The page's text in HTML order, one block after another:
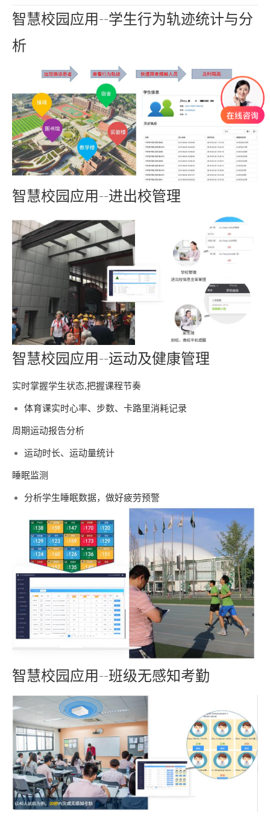
智慧校园应用--学生行为轨迹统计与分
析
智慧校园应用--进出校管理
智慧校园应用--运动及健康管理
实时掌握学生状态,把握课程节奏
体育课实时心率、步数、卡路里消耗记录
周期运动报告分析
运动时长、运动量统计
睡眠监测
分析学生睡眠数据，做好疲劳预警
智慧校园应用--班级无感知考勤